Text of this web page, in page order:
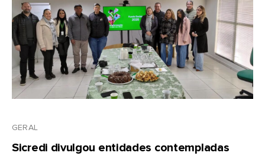
GERAL
Sicredi divulgou entidades contempladas